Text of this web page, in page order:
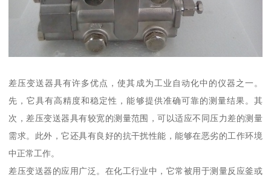
差压变送器具有许多优点，使其成为工业自动化中的仪器之一。
先，它具有高精度和稳定性，能够提供准确可靠的测量结果。其
次，差压变送器具有较宽的测量范围，可以适应不同压力差的测量
需求。此外，它还具有良好的抗干扰性能，能够在恶劣的工作环境
中正常工作。
差压变送器的应用广泛。在化工行业中，它常被用于测量反应釜或